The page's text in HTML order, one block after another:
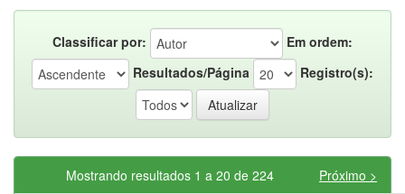
Classificar por:
Em ordem:
Resultados/Página
Registro(s):
Mostrando resultados 1 a 20 de 224
Próximo >